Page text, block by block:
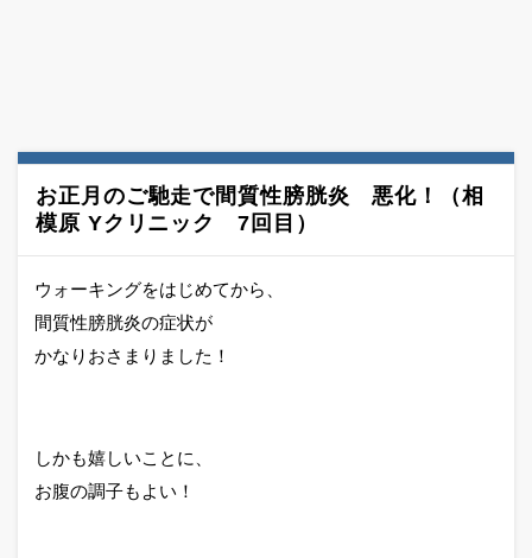
お正月のご馳走で間質性膀胱炎 悪化！（相
模原 Yクリニック 7回目）
ウォーキングをはじめてから、
間質性膀胱炎の症状が
かなりおさまりました！
しかも嬉しいことに、
お腹の調子もよい！